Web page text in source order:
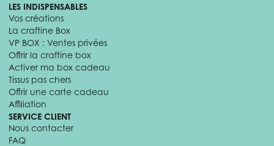
LES INDISPENSABLES
Vos créations
La craftine Box
VP BOX : Ventes privées
Offrir la craftine box
Activer ma box cadeau
Tissus pas chers
Offrir une carte cadeau
Affiliation
SERVICE CLIENT
Nous contacter
FAQ